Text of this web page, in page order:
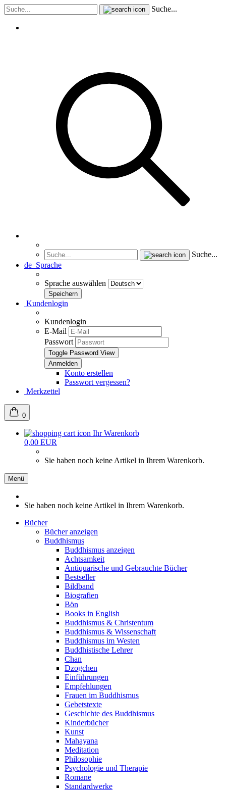
Suche...
Suche...
de Sprache
Sprache auswählen
Kundenlogin
Kundenlogin
E-Mail
Passwort
Toggle Password View
Konto erstellen
Passwort vergessen?
Merkzettel
0
Ihr Warenkorb
0,00 EUR
Sie haben noch keine Artikel in Ihrem Warenkorb.
Menü
Sie haben noch keine Artikel in Ihrem Warenkorb.
Bücher
Bücher anzeigen
Buddhismus
Buddhismus anzeigen
Achtsamkeit
Antiquarische und Gebrauchte Bücher
Bestseller
Bildband
Biografien
Bön
Books in English
Buddhismus & Christentum
Buddhismus & Wissenschaft
Buddhismus im Westen
Buddhistische Lehrer
Chan
Dzogchen
Einführungen
Empfehlungen
Frauen im Buddhismus
Gebetstexte
Geschichte des Buddhismus
Kinderbücher
Kunst
Mahayana
Meditation
Philosophie
Psychologie und Therapie
Romane
Standardwerke